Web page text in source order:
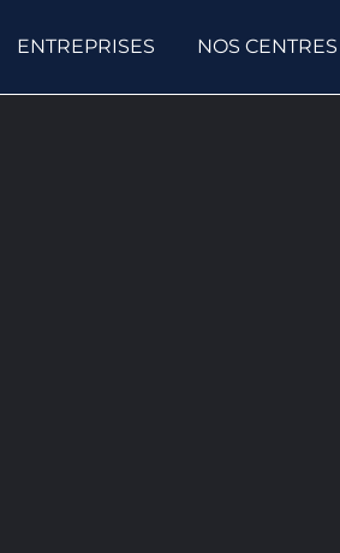
ENTREPRISES NOS CENTRES